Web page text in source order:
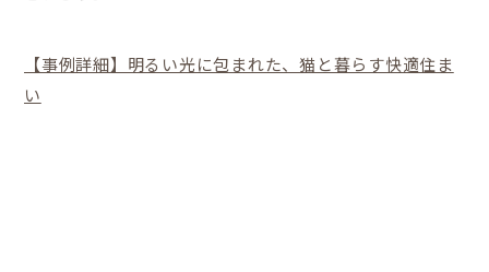
【事例詳細】明るい光に包まれた、猫と暮らす快適住ま
い